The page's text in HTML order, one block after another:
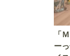
「Ｍ’s Table」さん
ー